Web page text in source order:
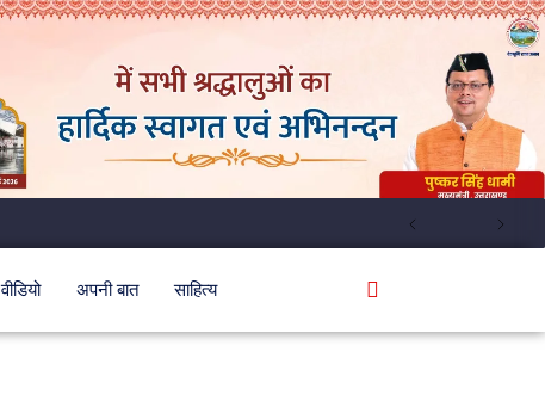
वीडियो अपनी बात साहित्य